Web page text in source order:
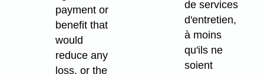
payment or
benefit that
would
reduce any
loss, or the
de services
d'entretien,
à moins
qu'ils ne
soient